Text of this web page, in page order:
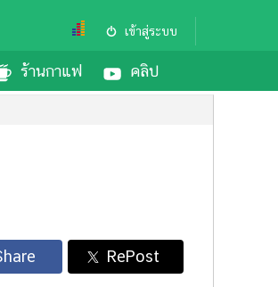
เข้าสู่ระบบ
ร้านกาแฟ คลิป